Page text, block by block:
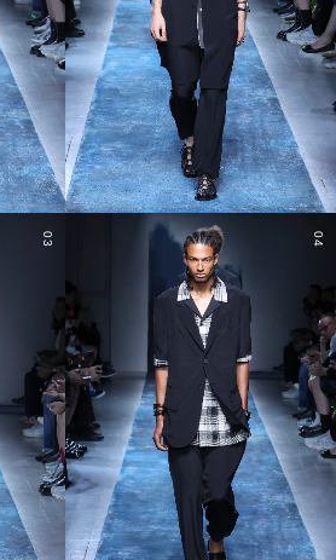
03 04